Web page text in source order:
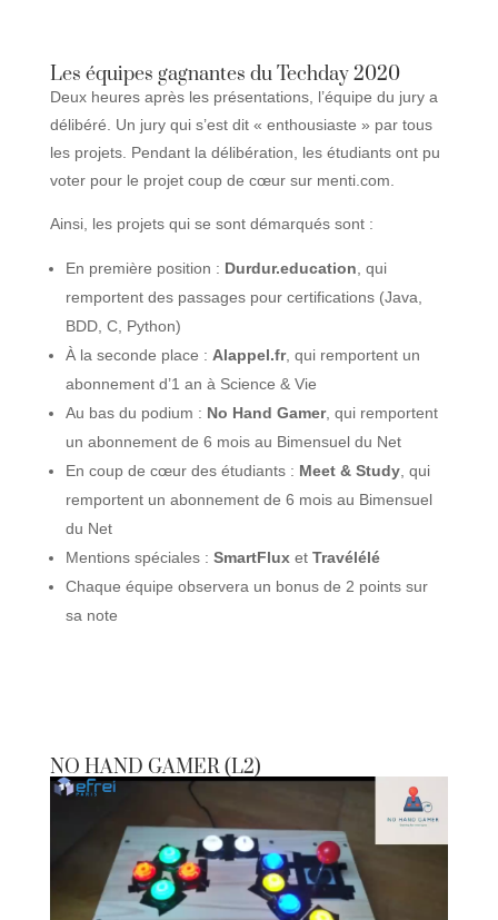
Les équipes gagnantes du Techday 2020
Deux heures après les présentations, l’équipe du jury a
délibéré. Un jury qui s’est dit « enthousiaste » par tous
les projets. Pendant la délibération, les étudiants ont pu
voter pour le projet coup de cœur sur menti.com.
Ainsi, les projets qui se sont démarqués sont :
En première position : Durdur.education, qui
remportent des passages pour certifications (Java,
BDD, C, Python)
À la seconde place : Alappel.fr, qui remportent un
abonnement d’1 an à Science & Vie
Au bas du podium : No Hand Gamer, qui remportent
un abonnement de 6 mois au Bimensuel du Net
En coup de cœur des étudiants : Meet & Study, qui
remportent un abonnement de 6 mois au Bimensuel
du Net
Mentions spéciales : SmartFluxet Travélélé
Chaque équipe observera un bonus de 2 points sur
sa note
NO HAND GAMER (L2)